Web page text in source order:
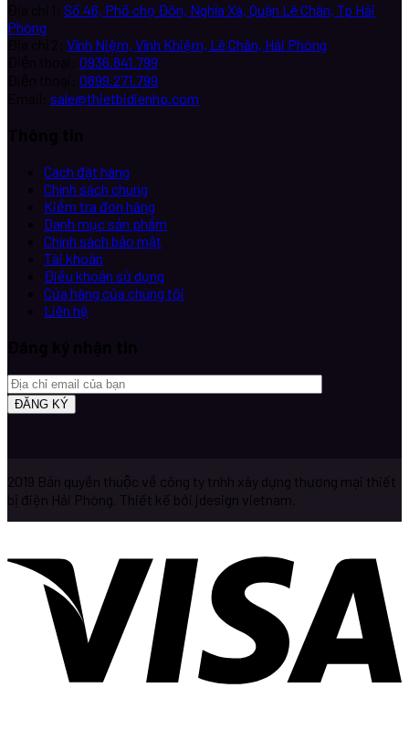
Số 46, Phố chợ Đôn, Nghĩa Xá, Quận Lê Chân, Tp Hải
Phòng
Vĩnh Niệm, Vĩnh Khiệm, Lê Chân, Hải Phòng
0936.841.799
0899.271.799
sale@thietbidienhp.com
Cách đặt hàng
Chính sách chung
Kiểm tra đơn hàng
Danh mục sản phẩm
Chính sách bảo mật
Tài khoản
Điều khoản sử dụng
Cửa hàng của chúng tôi
Liên hệ
2019 Bản quyền thuộc về công ty tnhh xây dựng thương mại thiết
bị điện Hải Phòng. Thiết kế bởi jdesign vietnam.